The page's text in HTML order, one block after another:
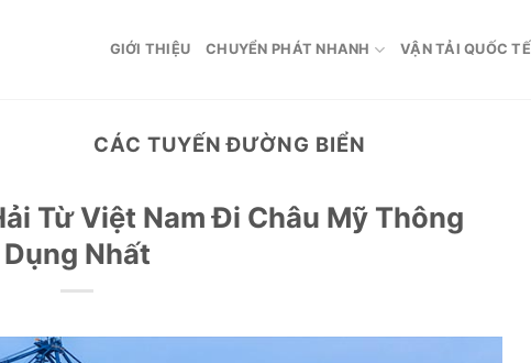
GIỚI THIỆU CHUYỂN PHÁT NHANH VẬN TẢI QUỐC TẾ
CÁC TUYẾN ĐƯỜNG BIỂN
Từ Việt Nam Đi Châu Mỹ Thông
Dụng Nhất